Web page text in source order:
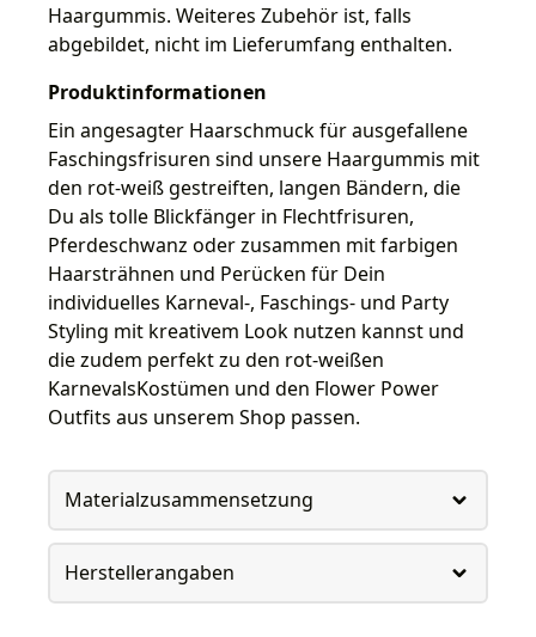
Haargummis. Weiteres Zubehör ist, falls
abgebildet, nicht im Lieferumfang enthalten.
Produktinformationen
Ein angesagter Haarschmuck für ausgefallene
Faschingsfrisuren sind unsere Haargummis mit
den rot-weiß gestreiften, langen Bändern, die
Du als tolle Blickfänger in Flechtfrisuren,
Pferdeschwanz oder zusammen mit farbigen
Haarsträhnen und Perücken für Dein
individuelles Karneval-, Faschings- und Party
Styling mit kreativem Look nutzen kannst und
die zudem perfekt zu den rot-weißen
KarnevalsKostümen und den Flower Power
Outfits aus unserem Shop passen.
Materialzusammensetzung
Herstellerangaben